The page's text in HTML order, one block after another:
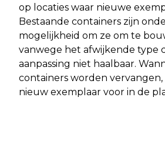
op locaties waar nieuwe
Bestaande containers zijn
mogelijkheid om ze om te
vanwege het afwijkende type
aanpassing niet haalbaar.
containers worden
nieuw exemplaar voor in de